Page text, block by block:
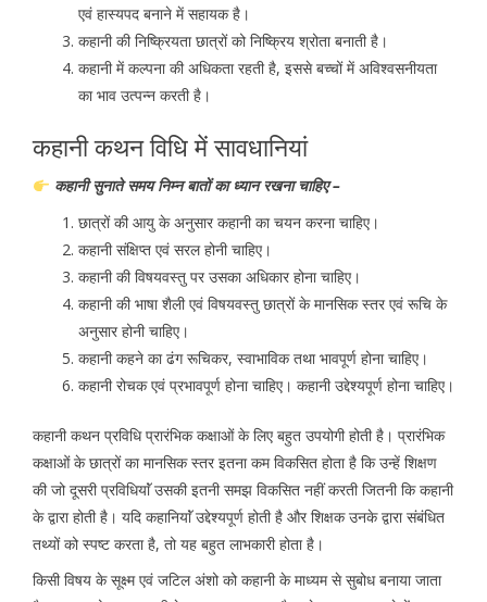
एवं हास्यपद बनाने में सहायक है।
कहानी की निष्क्रियता छात्रों को निष्क्रिय श्रोता बनाती है।
कहानी में कल्पना की अधिकता रहती है, इससे बच्चों में अविश्वसनीयता
का भाव उत्पन्न करती है।
कहानी कथन विधि में सावधानियां
कहानी सुनाते समय निम्न बातों का ध्यान रखना चाहिए –
छात्रों की आयु के अनुसार कहानी का चयन करना चाहिए।
कहानी संक्षिप्त एवं सरल होनी चाहिए।
कहानी की विषयवस्तु पर उसका अधिकार होना चाहिए।
कहानी की भाषा शैली एवं विषयवस्तु छात्रों के मानसिक स्तर एवं रूचि के
अनुसार होनी चाहिए।
कहानी कहने का ढंग रूचिकर, स्वाभाविक तथा भावपूर्ण होना चाहिए।
कहानी रोचक एवं प्रभावपूर्ण होना चाहिए। कहानी उद्देश्यपूर्ण होना चाहिए।
कहानी कथन प्रविधि प्रारंभिक कक्षाओं के लिए बहुत उपयोगी होती है। प्रारंभिक
कक्षाओं के छात्रों का मानसिक स्तर इतना कम विकसित होता है कि उन्हें शिक्षण
की जो दूसरी प्रविधियाॅं उसकी इतनी समझ विकसित नहीं करती जितनी कि कहानी
के द्वारा होती है। यदि कहानियाॅं उद्देश्यपूर्ण होती है और शिक्षक उनके द्वारा संबंधित
तथ्यों को स्पष्ट करता है, तो यह बहुत लाभकारी होता है।
किसी विषय के सूक्ष्म एवं जटिल अंशो को कहानी के माध्यम से सुबोध बनाया जाता